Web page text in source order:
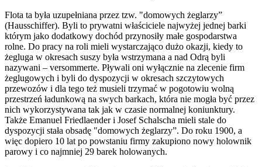
Flota ta była uzupełniana przez tzw. "domowych żeglarzy”
(Hausschiffer). Byli to prywatni właściciele najwyżej jednej barki
którym jako dodatkowy dochód przynosiły małe gospodarstwa
rolne. Do pracy na roli mieli wystarczająco dużo okazji, kiedy to
żegluga w okresach suszy była wstrzymana a nad Odrą byli
nazywani – versommerte. Pływali oni wyłącznie na zlecenie firm
żeglugowych i byli do dyspozycji w okresach szczytowych
przewozów i dla tego też musieli trzymać w pogotowiu wolną
przestrzeń ładunkową na swych barkach, która nie mogła być przez
nich wykorzystywana tak jak w czasie normalnej koniunktury.
Także Emanuel Friedlaender i Josef Schalscha mieli stale do
dyspozycji stała obsadę "domowych żeglarzy”. Do roku 1900, a
więc dopiero 10 lat po powstaniu firmy zakupiono nowy holownik
parowy i co najmniej 29 barek holowanych.